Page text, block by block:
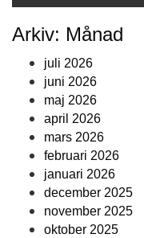
Arkiv: Månad
juli 2026
juni 2026
maj 2026
april 2026
mars 2026
februari 2026
januari 2026
december 2025
november 2025
oktober 2025